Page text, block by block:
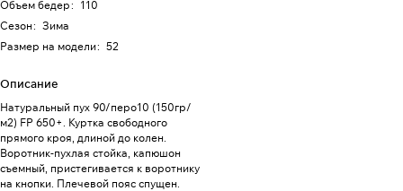
Объем бедер: 110
Сезон: Зима
Размер на модели: 52
Описание
Натуральный пух 90/перо10 (150гр/
м2) FP 650+. Куртка свободного
прямого кроя, длиной до колен.
Воротник-пухлая стойка, капюшон
съемный, пристегивается к воротнику
на кнопки. Плечевой пояс спущен.